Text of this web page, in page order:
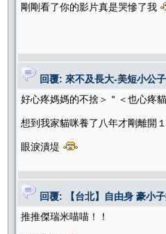
剛剛看了你的影片真是哭慘了我
回覆: 來不及長大-美短小公子
好心疼媽媽的不捨＞＂＜也心疼
想到我家貓咪養了八年才剛離開
眼淚潰堤
回覆: 【台北】自由身 豪小
推推傑瑞米喵喵！！